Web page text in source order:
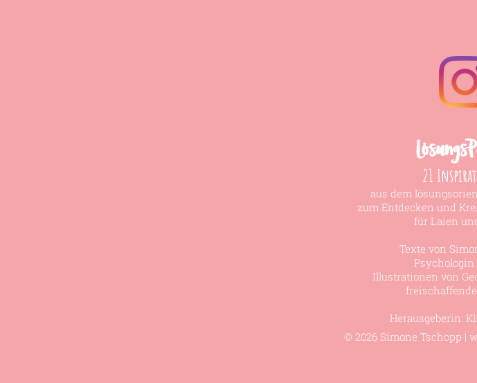
21
aus dem
zum Entdecken und
für Laien
Texte von
Psychologin
Illustrationen von
Herausgeberin:
© 2026 Simone Tschopp |